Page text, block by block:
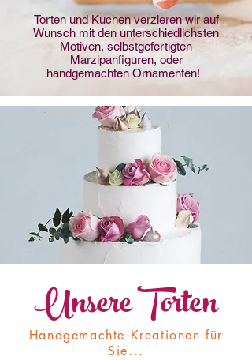
Torten und Kuchen verzieren wir auf
Wunsch mit den unterschiedlichsten
Motiven, selbstgefertigten
Marzipanfiguren, oder
handgemachten Ornamenten!
Unsere Torten
Handgemachte Kreationen für
Sie...